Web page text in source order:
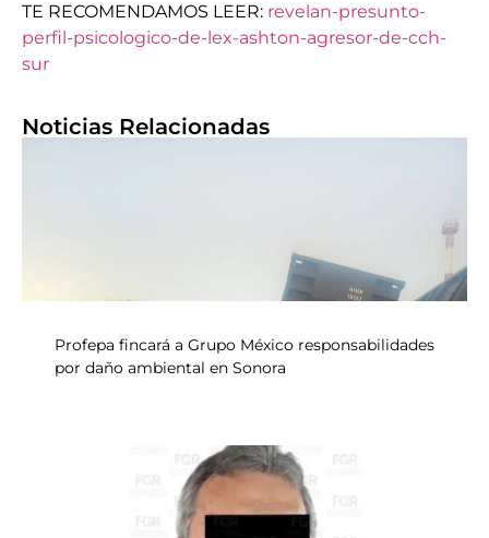
TE RECOMENDAMOS LEER: revelan-presunto-
perfil-psicologico-de-lex-ashton-agresor-de-cch-
sur
Noticias Relacionadas
Profepa fincará a Grupo México responsabilidades
por daño ambiental en Sonora